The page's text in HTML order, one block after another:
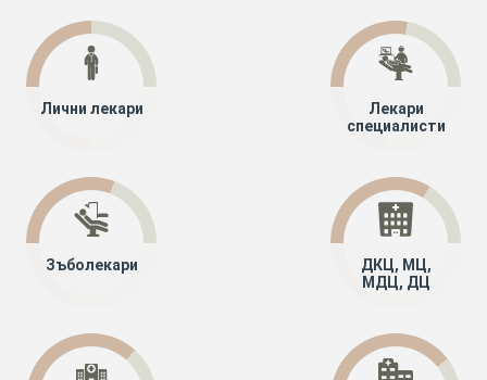
Лични лекари
Лекари
специалисти
Зъболекари
ДКЦ, МЦ,
МДЦ, ДЦ